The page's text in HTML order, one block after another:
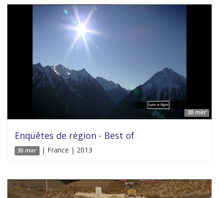
30 min'
Enquêtes de région - Best of
30 min' | France | 2013